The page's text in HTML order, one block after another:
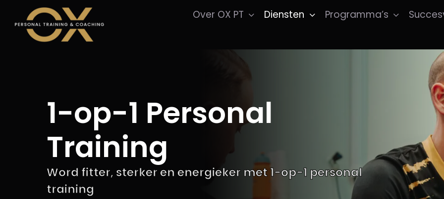
naar
inhoud
Over OX PT Diensten Programma’s
1-op-1 Personal
Training
Word fitter, sterker en energieker met 1-op-1 personal
training